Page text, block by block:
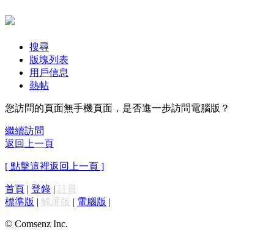
搜尋
版塊列表
用戶信息
熱帖
您訪問的頁面無手機頁面，是否進一步訪問電腦版？
繼續訪問
返回上一頁
[ 點擊這裡返回上一頁 ]
首頁 | 登錄 | 註冊
標準版 | 觸屏版 | 電腦版 |
© Comsenz Inc.